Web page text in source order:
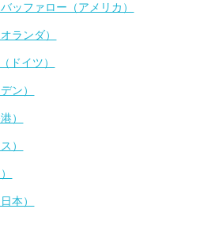
ッファロー（アメリカ）
ランダ）
ドイツ）
ン）
）
）
本）